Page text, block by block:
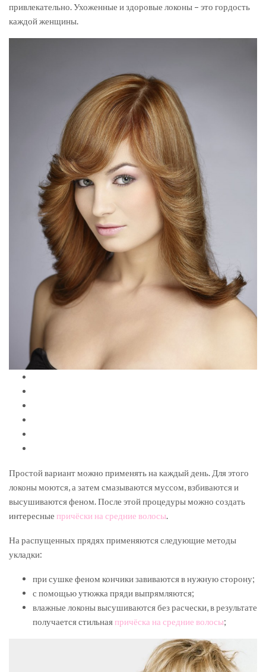
привлекательно. Ухоженные и здоровые локоны – это гордость
каждой женщины.
Простой вариант можно применять на каждый день. Для этого
локоны моются, а затем смазываются муссом, взбиваются и
высушиваются феном. После этой процедуры можно создать
интересные причёски на средние волосы.
На распущенных прядях применяются следующие методы
укладки:
при сушке феном кончики завиваются в нужную сторону;
с помощью утюжка пряди выпрямляются;
влажные локоны высушиваются без расчески, в результате
получается стильнаяпричёска на средние волосы;